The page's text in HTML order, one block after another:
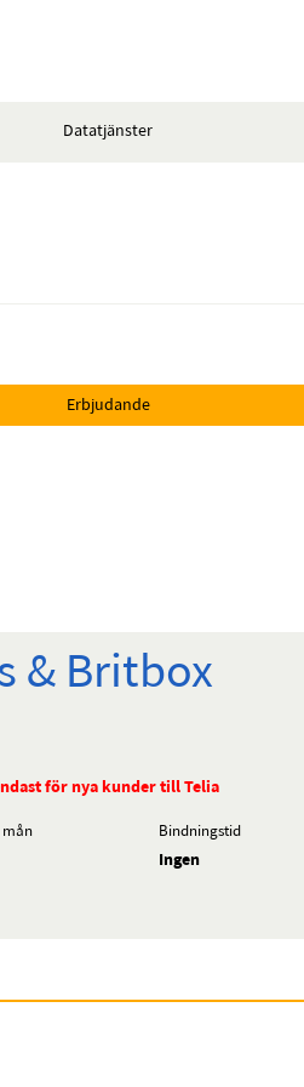
Datatjänster
Erbjudande
& Britbox
för nya kunder till Telia
mån Bindningstid
Ingen